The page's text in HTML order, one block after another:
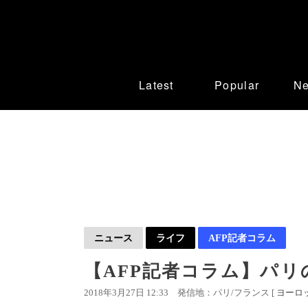
Latest Popular
ニュース ライフ AFP記者コラム
【AFP記者コラム】パ
2018年3月27日 12:33 発信地：パリ/フランス [ ヨーロ